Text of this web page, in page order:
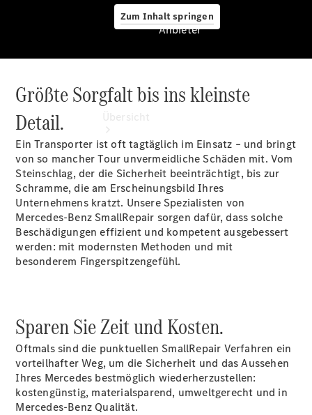
Zum Inhalt springen
Anbieter
Startseite
Ansprechpartner
finden
vereinbaren
Servicetermin
vereinbaren
Tel: +49
9861 704 0
Anbieter
Größte Sorgfalt bis ins kleinste
Detail.
Ein Transporter ist oft tagtäglich im Einsatz – und bringt
von so mancher Tour unvermeidliche Schäden mit. Vom
Steinschlag, der die Sicherheit beeinträchtigt, bis zur
Schramme, die am Erscheinungsbild Ihres
Unternehmens kratzt. Unsere Spezialisten von
Mercedes-Benz SmallRepair sorgen dafür, dass solche
Beschädigungen effizient und kompetent ausgebessert
werden: mit modernsten Methoden und mit
besonderem Fingerspitzengefühl.
Sparen Sie Zeit und Kosten.
Oftmals sind die punktuellen SmallRepair Verfahren ein
vorteilhafter Weg, um die Sicherheit und das Aussehen
Ihres Mercedes bestmöglich wiederherzustellen:
kostengünstig, materialsparend, umweltgerecht und in
Mercedes-Benz Qualität.